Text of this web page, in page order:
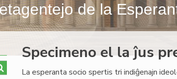
de la
Specimeno el la ĵus
La esperanta socio spertis tri indiĝenajn